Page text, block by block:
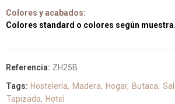
Colores y acabados:
Colores standard o colores según
Referencia: ZH25B
Tags: Hostelería Madera Hogar Butaca
Tapizada
Hotel